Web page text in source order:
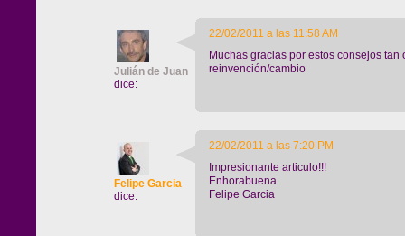
Julián de Juan
dice:
22/02/2011 a las 11:58 AM
Muchas gracias por estos consejos
reinvención/cambio
Felipe Garcia
dice:
22/02/2011 a las 7:20 PM
Impresionante articulo!!!
Enhorabuena.
Felipe Garcia